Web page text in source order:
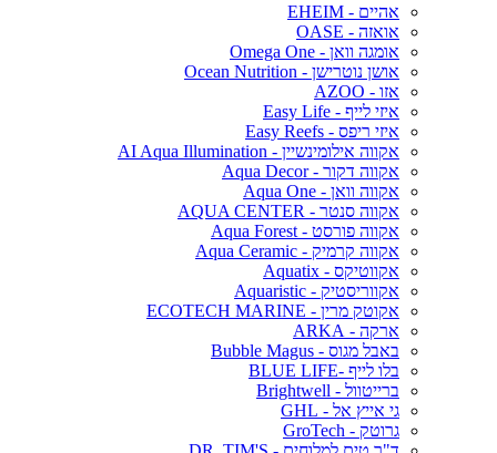
אהיים - EHEIM
אואזה - OASE
אומגה וואן - Omega One
אושן נוטרישן - Ocean Nutrition
אזו - AZOO
איזי לייף - Easy Life
איזי ריפס - Easy Reefs
אקווה אילומינשיין - AI Aqua Illumination
אקווה דקור - Aqua Decor
אקווה וואן - Aqua One
אקווה סנטר - AQUA CENTER
אקווה פורסט - Aqua Forest
אקווה קרמיק - Aqua Ceramic
אקווטיקס - Aquatix
אקווריסטיק - Aquaristic
אקוטק מרין - ECOTECH MARINE
ארקה - ARKA
באבל מגוס - Bubble Magus
בלו לייף -BLUE LIFE
ברייטוול - Brightwell
גי אייץ אל - GHL
גרוטק - GroTech